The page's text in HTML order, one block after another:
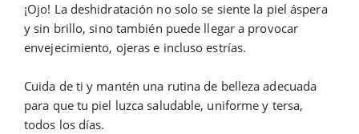
¡Ojo! La deshidratación no solo se siente la piel áspera
y sin brillo, sino también puede llegar a provocar
envejecimiento, ojeras e incluso estrías.
Cuida de ti y mantén una rutina de belleza adecuada
para que tu piel luzca saludable, uniforme y tersa,
todos los días.